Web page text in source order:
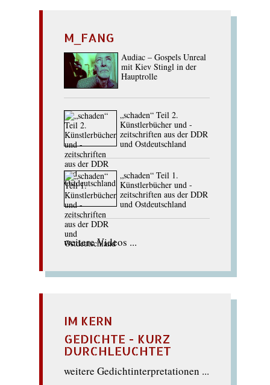
M_FANG
Audiac – Gospels Unreal
mit Kiev Stingl in der
Hauptrolle
„schaden“ Teil 2.
Künstlerbücher und -
zeitschriften aus der DDR
und Ostdeutschland
„schaden“ Teil 1.
Künstlerbücher und -
zeitschriften aus der DDR
und Ostdeutschland
weitere Videos ...
IM KERN
GEDICHTE - KURZ
DURCHLEUCHTET
weitere Gedichtinterpretationen ...